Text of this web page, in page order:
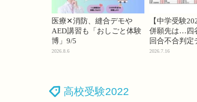
医療✕消防、縫合デモや
AED講習も「おしごと体験
博」9/5
2026.8.6
【中学受験
併願先は…四
回合不合判定
2026.7.16
高校受験2022